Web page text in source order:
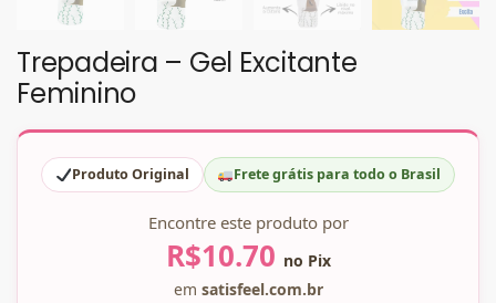
Trepadeira – Gel Excitante
Feminino
Produto Original Frete grátis para todo o Brasil
Encontre este produto por
R$10.70 no Pix
em satisfeel.com.br